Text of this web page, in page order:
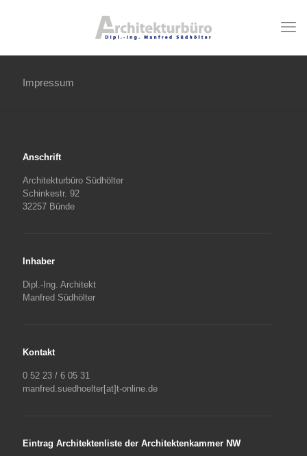
Impressum
Anschrift
Architekturbüro Südhölter
Schinkestr. 92
32257 Bünde
Inhaber
Dipl.-Ing. Architekt
Manfred Südhölter
Kontakt
0 52 23 / 6 05 31
manfred.suedhoelter[at]t-online.de
Eintrag Architektenliste der Architektenkammer NW